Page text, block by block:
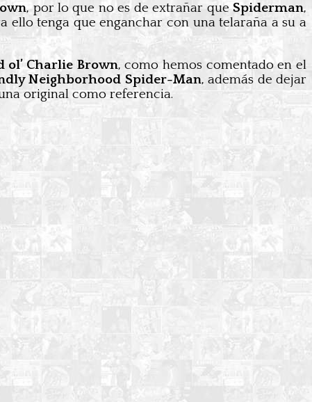
, por lo que no es de extrañar queSpiderman,
ello tenga que enganchar con una telaraña a su a
ol’ Charlie Brown, como hemos comentado en el
Neighborhood Spider-Man, además de dejar
original como referencia.